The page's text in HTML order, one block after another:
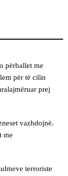
përballet me
për të cilin
prej
vazhdojnë.
me
terroriste